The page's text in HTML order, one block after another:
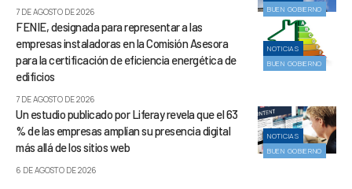
BUEN GOBIERNO
7 DE AGOSTO DE 2026
NOTICIAS
BUEN GOBIERNO
FENIE, designada para representar a las
empresas instaladoras en la Comisión Asesora
para la certificación de eficiencia energética de
edificios
7 DE AGOSTO DE 2026
NOTICIAS
BUEN GOBIERNO
Un estudio publicado por Liferay revela que el 63
% de las empresas amplían su presencia digital
más allá de los sitios web
6 DE AGOSTO DE 2026